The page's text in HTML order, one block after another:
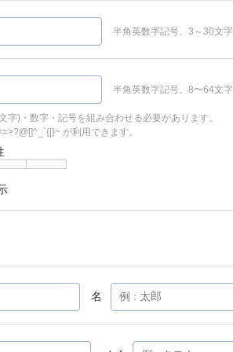
半角英数字記号、3～30文字
半角英数字記号、8〜64文字
字)・数字・記号を組み合わせる必要があります。
が利用できます。
名